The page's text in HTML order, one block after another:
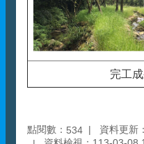
完工
點閱數： 534
資料更新